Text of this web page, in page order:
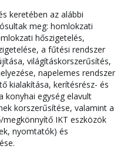
keretében az alábbi
meg: homlokzati
hőszigetelés,
a fűtési rendszer
világításkorszerűsítés,
napelemes rendszer
kialakítása, kerítésrész- és
konyhai egység elavult
korszerűsítése, valamint a
IKT eszközök
nyomtatók) és